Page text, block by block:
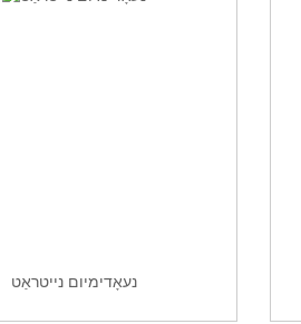
נעאָדימיום נייטראַט